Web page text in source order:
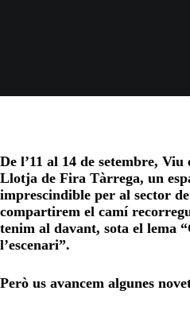
De l’11 al 14 de setembre,
Llotja de Fira Tàrrega, un
imprescindible per al sector
compartirem el camí
tenim al davant, sota el lema
l’escenari”.
Però us avancem algunes